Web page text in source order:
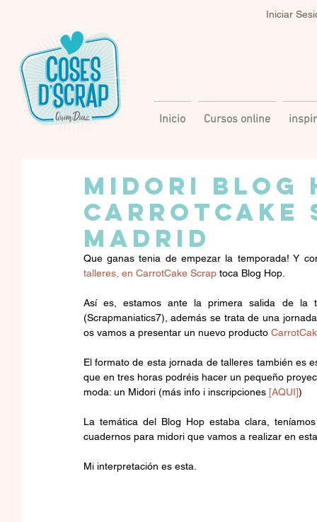
Iniciar
Inicio Cursos online
MIDORI BLOG
CARROTCAKE
MADRID
Que ganas tenia de empezar la temporada! Y
talleres, en CarrotCake Scrap toca Blog Hop.
Así es, estamos ante la primera salida de la
(Scrapmaniatics7), además se trata de una
os vamos a presentar un nuevo producto
El formato de esta jornada de talleres también es
que en tres horas podréis hacer un pequeño
moda: un Midori (más info i inscripciones [AQUI])
La temática del Blog Hop estaba clara,
cuadernos para midori que vamos a realizar en
Mi interpretación es esta.